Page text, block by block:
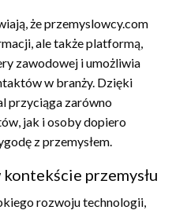
że przemyslowcy.com
ale także platformą,
zawodowej i umożliwia
w branży. Dzięki
przyciąga zarówno
jak i osoby dopiero
z przemysłem.
przemysłu
rozwoju technologii,